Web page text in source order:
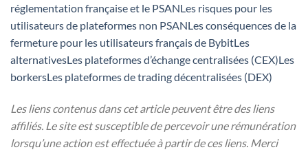
réglementation française et le PSANLes risques pour les
utilisateurs de plateformes non PSANLes conséquences de la
fermeture pour les utilisateurs français de BybitLes
alternativesLes plateformes d’échange centralisées (CEX)Les
borkersLes plateformes de trading décentralisées (DEX)
Les liens contenus dans cet article peuvent être des liens
affiliés. Le site est susceptible de percevoir une rémunération
lorsqu’une action est effectuée à partir de ces liens. Merci